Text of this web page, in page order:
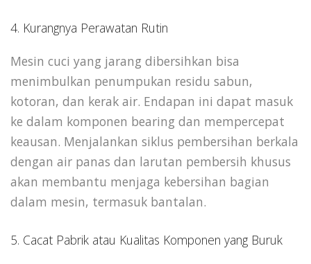
4. Kurangnya Perawatan Rutin
Mesin cuci yang jarang dibersihkan bisa
menimbulkan penumpukan residu sabun,
kotoran, dan kerak air. Endapan ini dapat masuk
ke dalam komponen bearing dan mempercepat
keausan. Menjalankan siklus pembersihan berkala
dengan air panas dan larutan pembersih khusus
akan membantu menjaga kebersihan bagian
dalam mesin, termasuk bantalan.
5. Cacat Pabrik atau Kualitas Komponen yang Buruk